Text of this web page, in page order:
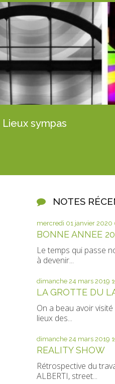
Lieux sympas
NOTES
mercredi 01 janvier 2020
BONNE ANNEE
Le temps qui passe
à devenir...
dimanche 24 mars 2019
LA GROTTE DU
On a beau avoir
lieux des...
dimanche 24 mars 2019
REALITY SHOW
Rétrospective du
ALBERTI, street...